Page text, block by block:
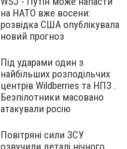
на НАТО вже восени:
розвідка США опублікувала
новий прогноз
Під ударами один з
найбільших розподільчих
центрів Wildberries та НПЗ .
Безпілотники масовано
атакували росію
Повітряні сили ЗСУ
озвучили деталі нічного